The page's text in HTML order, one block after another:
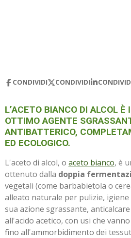
CONDIVIDI CONDIVIDI
L’ACETO BIANCO DI ALCOL È
OTTIMO AGENTE
ANTIBATTERICO,
ED ECOLOGICO.
L'aceto di alcol, o aceto bianco, è
ottenuto dalla doppia
vegetali (come barbabietola o
alleato naturale per pulizie, igiene
sua azione sgrassante,
all'acido acetico, con usi che
fino all'ammorbidimento dei